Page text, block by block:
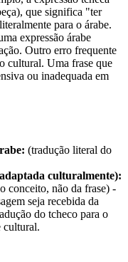
que significa "ter
para o árabe.
expressão árabe
Outro erro frequente
cultural. Uma frase que
ou inadequada em
(tradução literal do
culturalmente):
conceito, não da frase) -
seja recebida da
do tcheco para o
cultural.